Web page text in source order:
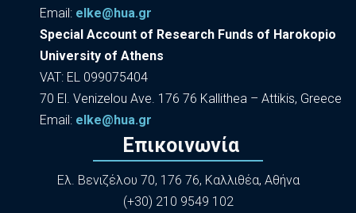
Εmail: elke@hua.gr
Special Account of Research Funds of Harokopio
University of Athens
VAT: EL 099075404
70 El. Venizelou Ave. 176 76 Kallithea – Attikis, Greece
Εmail: elke@hua.gr
Επικοινωνία
Ελ. Βενιζέλου 70, 176 76, Καλλιθέα, Αθήνα
(+30) 210 9549 102